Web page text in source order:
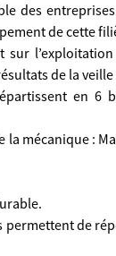
des
de cette
sur
de la
en 6
mécanique :
permettent de